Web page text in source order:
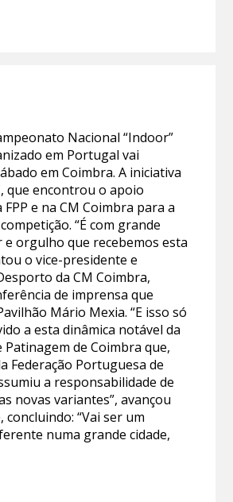
Nacional “Indoor”
em Portugal vai
em Coimbra. A iniciativa
que encontrou o apoio
e na CM Coimbra para a
“É com grande
orgulho que recebemos esta
o vice-presidente e
da CM Coimbra,
de imprensa que
Mário Mexia. “E isso só
a esta dinâmica notável da
Patinagem de Coimbra que,
Federação Portuguesa de
a responsabilidade de
novas variantes”, avançou
concluindo: “Vai ser um
numa grande cidade,